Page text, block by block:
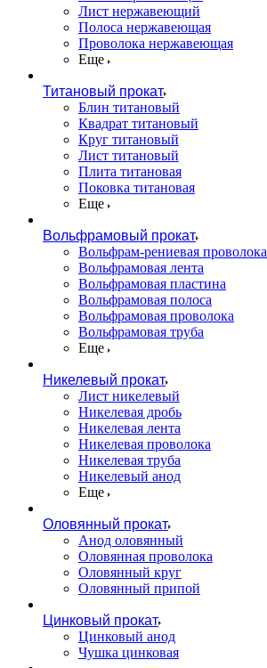
Лист нержавеющий
Полоса нержавеющая
Проволока нержавеющая
Еще
Титановый прокат
Блин титановый
Квадрат титановый
Круг титановый
Лист титановый
Плита титановая
Поковка титановая
Еще
Вольфрамовый прокат
Вольфрам-рениевая проволока
Вольфрамовая лента
Вольфрамовая пластина
Вольфрамовая полоса
Вольфрамовая проволока
Вольфрамовая труба
Еще
Никелевый прокат
Лист никелевый
Никелевая дробь
Никелевая лента
Никелевая проволока
Никелевая труба
Никелевый анод
Еще
Оловянный прокат
Анод оловянный
Оловянная проволока
Оловянный круг
Оловянный припой
Цинковый прокат
Цинковый анод
Чушка цинковая